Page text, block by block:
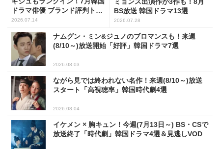
ドラマ俳優 ブランド評判トッ
プ5
2026.07.14
BS放送 韓国ドラマ13選
2026.07.28
ナムグン・ミン&ジュノのブロマンスも！来週
(8/10～)放送開始「好評」韓国ドラマ7選
2026.08.03
ながら見では終われない名作！来週(8/10～)放送
スタート「高視聴率」韓国時代劇4選
2026.08.04
イケメン × 胸キュン！今週(7月13日～) BS・CSで
放送終了「時代劇」韓国ドラマ4選＆見逃しVOD